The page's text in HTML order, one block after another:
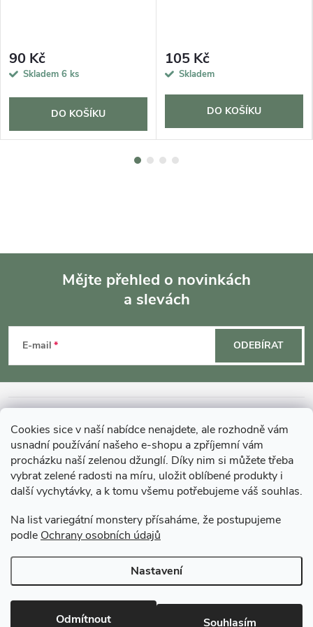
Cookies sice v naší nabídce nenajdete, ale rozhodně vám
usnadní používání našeho e-shopu a zpříjemní vám
procházku naší zelenou džunglí. Díky nim si můžete třeba
vybrat zelené radosti na míru, uložit oblíbené produkty i
další vychytávky, a k tomu všemu potřebujeme váš souhlas.
Na list variegátní monstery přísaháme, že postupujeme
podle Ochrany osobních údajů
Nastavení
Odmítnout Souhlasím
90 Kč
Skladem 6 ks
DO KOŠÍKU
105 Kč
Skladem
DO KOŠÍKU
p
a
Mějte přehled o novinkách
a slevách
E-mail ODEBÍRAT
MOHLO BY VÁS ZAJÍMAT
O GARDNERS
Gardners Design - Projekt, realizace a údržba zahrad a interiérů
Copyright 2026Gardners-eshop.cz. Všechna práva vyhrazena.Upravit
nastavení cookies